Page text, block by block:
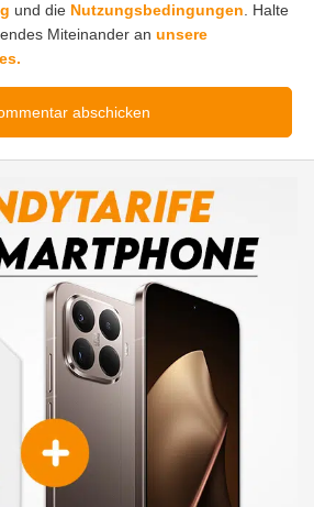
und die Nutzungsbedingungen. Halte
Miteinander an unsere